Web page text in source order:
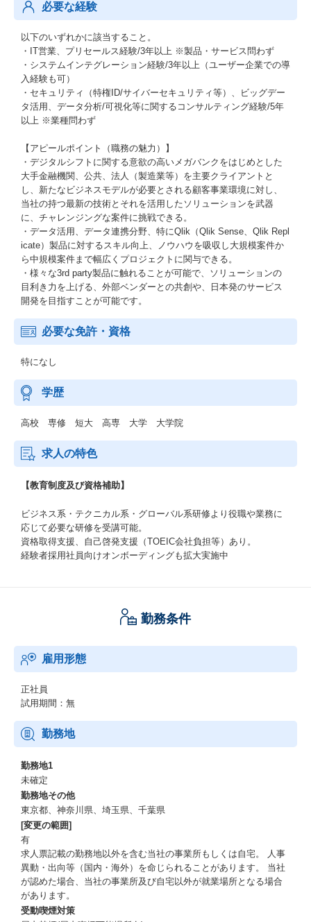
必要な経験
以下のいずれかに該当すること。
・IT営業、プリセールス経験/3年以上 ※製品・サービス問わず
・システムインテグレーション経験/3年以上（ユーザー企業での導
入経験も可）
・セキュリティ（特権ID/サイバーセキュリティ等）、ビッグデー
タ活用、データ分析/可視化等に関するコンサルティング経験/5年
以上 ※業種問わず
【アピールポイント（職務の魅力）】
・デジタルシフトに関する意欲の高いメガバンクをはじめとした
大手金融機関、公共、法人（製造業等）を主要クライアントと
し、新たなビジネスモデルが必要とされる顧客事業環境に対し、
当社の持つ最新の技術とそれを活用したソリューションを武器
に、チャレンジングな案件に挑戦できる。
・データ活用、データ連携分野、特にQlik（Qlik Sense、Qlik Repl
icate）製品に対するスキル向上、ノウハウを吸収し大規模案件か
ら中規模案件まで幅広くプロジェクトに関与できる。
・様々な3rd party製品に触れることが可能で、ソリューションの
目利き力を上げる、外部ベンダーとの共創や、日本発のサービス
開発を目指すことが可能です。
必要な免許・資格
特になし
学歴
高校 専修 短大 高専 大学 大学院
求人の特色
【教育制度及び資格補助】
ビジネス系・テクニカル系・グローバル系研修より役職や業務に
応じて必要な研修を受講可能。
資格取得支援、自己啓発支援（TOEIC会社負担等）あり。
経験者採用社員向けオンボーディングも拡大実施中
勤務条件
雇用形態
正社員
試用期間：無
勤務地
勤務地1
未確定
勤務地その他
東京都、神奈川県、埼玉県、千葉県
[変更の範囲]
有
求人票記載の勤務地以外を含む当社の事業所もしくは自宅。 人事
異動・出向等（国内・海外）を命じられることがあります。 当社
が認めた場合、当社の事業所及び自宅以外が就業場所となる場合
があります。
受動喫煙対策